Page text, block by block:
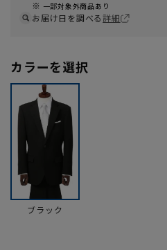
一部対象外商品あり
お届け日を調べる詳細
カラーを選択
ブラック